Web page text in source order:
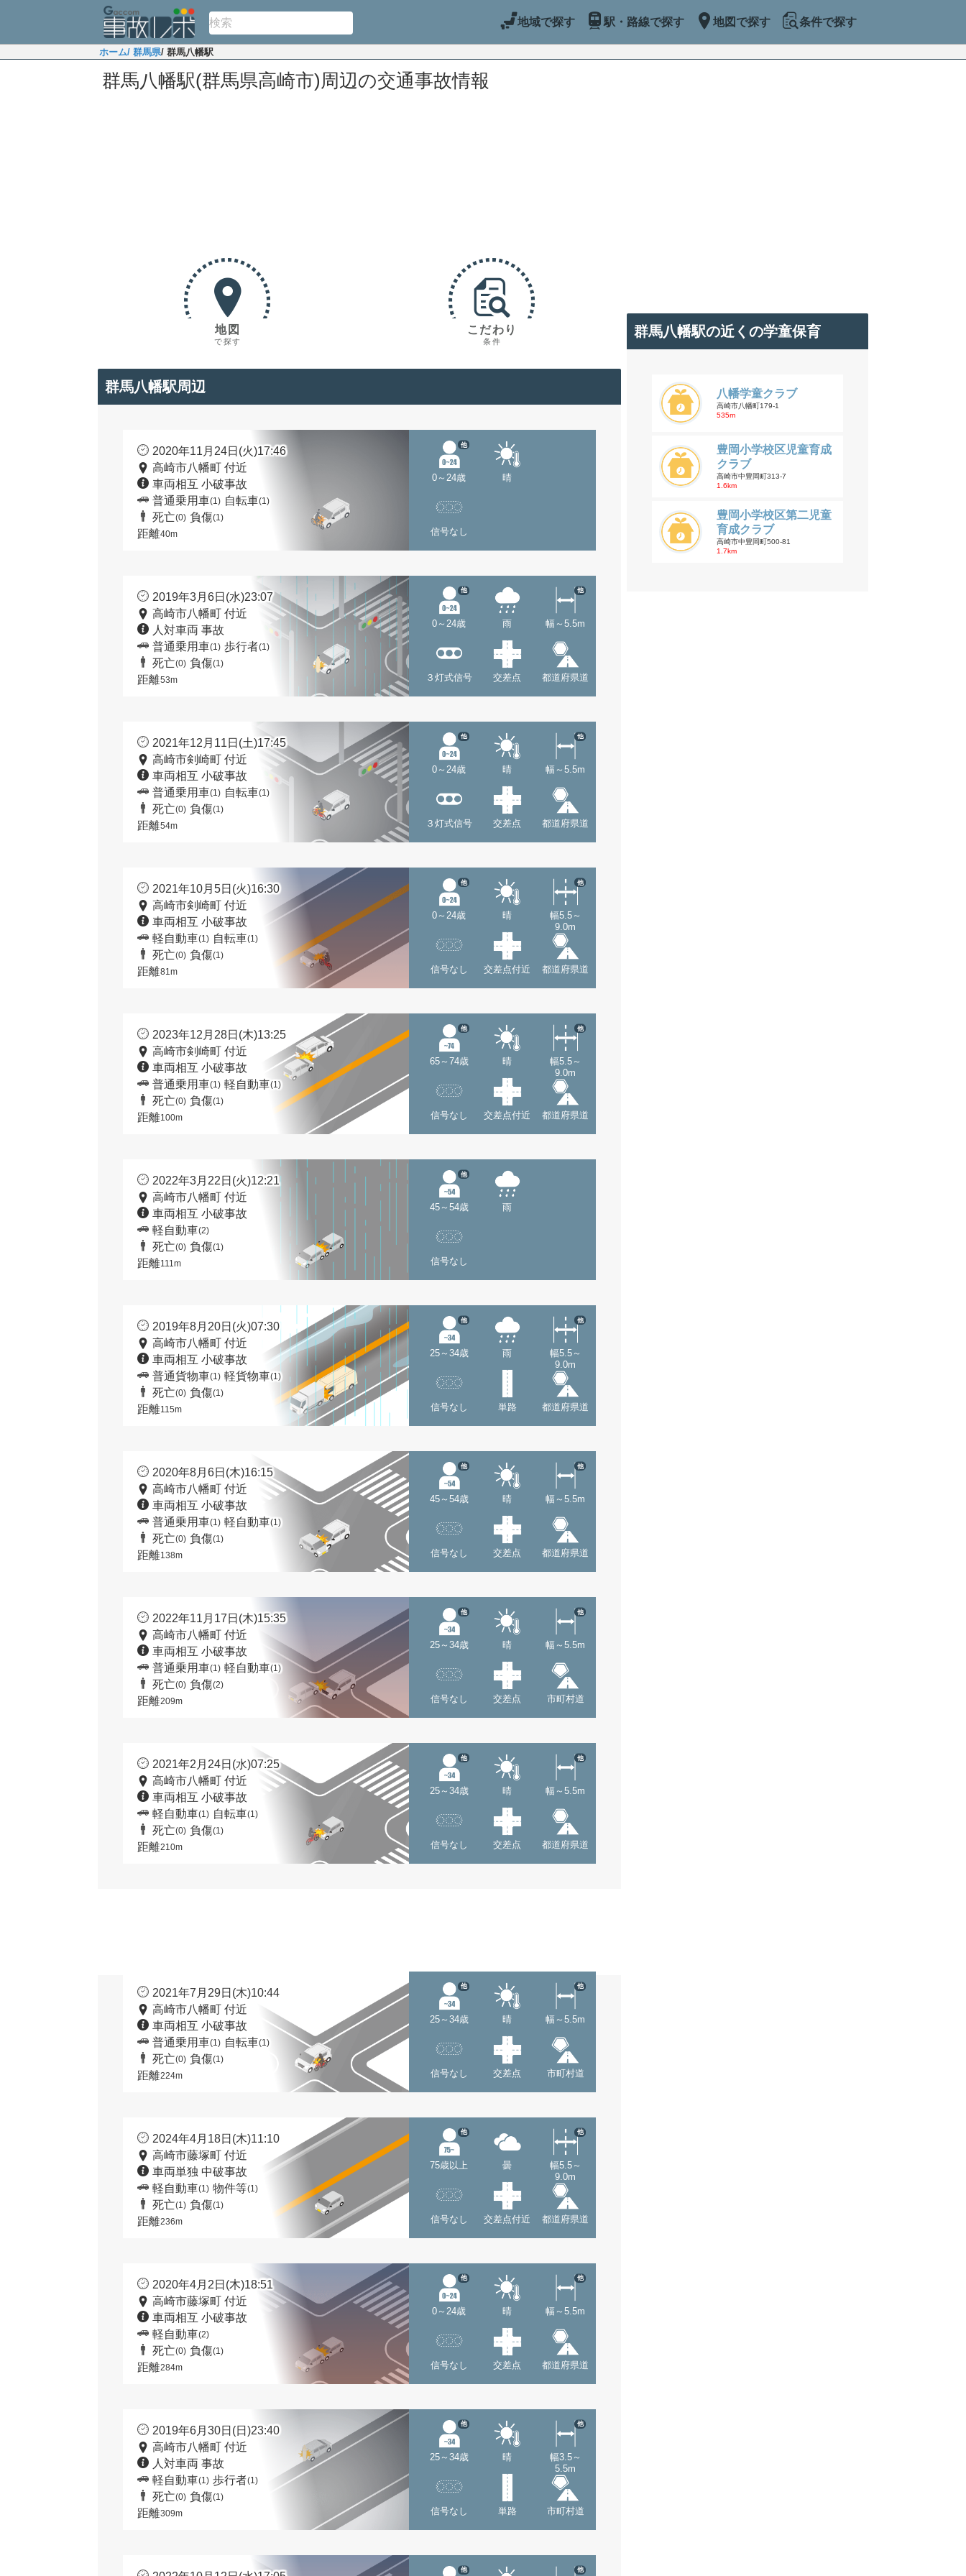
地域で探す 駅・路線で探す 地図で探す 条件で探す
ホーム/ 群馬県/ 群馬八幡駅
群馬八幡駅(群馬県高崎市)周辺の交通事故情報
地図
で探す
こだわり
条件
群馬八幡駅周辺
2020年11月24日(火)17:46
高崎市八幡町 付近
車両相互 小破事故
普通乗用車(1) 自転車(1)
死亡(0) 負傷(1)
距離40m
0～24歳
他
晴
信号なし
2019年3月6日(水)23:07
高崎市八幡町 付近
人対車両 事故
普通乗用車(1) 歩行者(1)
死亡(0) 負傷(1)
距離53m
0～24歳
他
雨 幅～5.5m
他
３灯式信号 交差点 都道府県道
2021年12月11日(土)17:45
高崎市剣崎町 付近
車両相互 小破事故
普通乗用車(1) 自転車(1)
死亡(0) 負傷(1)
距離54m
0～24歳
他
晴 幅～5.5m
他
３灯式信号 交差点 都道府県道
2021年10月5日(火)16:30
高崎市剣崎町 付近
車両相互 小破事故
軽自動車(1) 自転車(1)
死亡(0) 負傷(1)
距離81m
0～24歳
他
晴
幅5.5～
9.0m
他
信号なし 交差点付近 都道府県道
2023年12月28日(木)13:25
高崎市剣崎町 付近
車両相互 小破事故
普通乗用車(1) 軽自動車(1)
死亡(0) 負傷(1)
距離100m
65～74歳
他
晴
幅5.5～
9.0m
他
信号なし 交差点付近 都道府県道
2022年3月22日(火)12:21
高崎市八幡町 付近
車両相互 小破事故
軽自動車(2)
死亡(0) 負傷(1)
距離111m
45～54歳
他
雨
信号なし
2019年8月20日(火)07:30
高崎市八幡町 付近
車両相互 小破事故
普通貨物車(1) 軽貨物車(1)
死亡(0) 負傷(1)
距離115m
25～34歳
他
雨
幅5.5～
9.0m
他
信号なし 単路 都道府県道
2020年8月6日(木)16:15
高崎市八幡町 付近
車両相互 小破事故
普通乗用車(1) 軽自動車(1)
死亡(0) 負傷(1)
距離138m
45～54歳
他
晴 幅～5.5m
他
信号なし 交差点 都道府県道
2022年11月17日(木)15:35
高崎市八幡町 付近
車両相互 小破事故
普通乗用車(1) 軽自動車(1)
死亡(0) 負傷(2)
距離209m
25～34歳
他
晴 幅～5.5m
他
信号なし 交差点 市町村道
2021年2月24日(水)07:25
高崎市八幡町 付近
車両相互 小破事故
軽自動車(1) 自転車(1)
死亡(0) 負傷(1)
距離210m
25～34歳
他
晴 幅～5.5m
他
信号なし 交差点 都道府県道
2021年7月29日(木)10:44
高崎市八幡町 付近
車両相互 小破事故
普通乗用車(1) 自転車(1)
死亡(0) 負傷(1)
距離224m
25～34歳
他
晴 幅～5.5m
他
信号なし 交差点 市町村道
2024年4月18日(木)11:10
高崎市藤塚町 付近
車両単独 中破事故
軽自動車(1) 物件等(1)
死亡(1) 負傷(1)
距離236m
75歳以上
他
曇
幅5.5～
9.0m
他
信号なし 交差点付近 都道府県道
2020年4月2日(木)18:51
高崎市藤塚町 付近
車両相互 小破事故
軽自動車(2)
死亡(0) 負傷(1)
距離284m
0～24歳
他
晴 幅～5.5m
他
信号なし 交差点 都道府県道
2019年6月30日(日)23:40
高崎市八幡町 付近
人対車両 事故
軽自動車(1) 歩行者(1)
死亡(0) 負傷(1)
距離309m
25～34歳
他
晴
幅3.5～
5.5m
他
信号なし 単路 市町村道
他 他
群馬八幡駅の近くの学童保育
八幡学童クラブ
高崎市八幡町179-1
535m
豊岡小学校区児童育成
クラブ
高崎市中豊岡町313-7
1.6km
豊岡小学校区第二児童
育成クラブ
高崎市中豊岡町500-81
1.7km